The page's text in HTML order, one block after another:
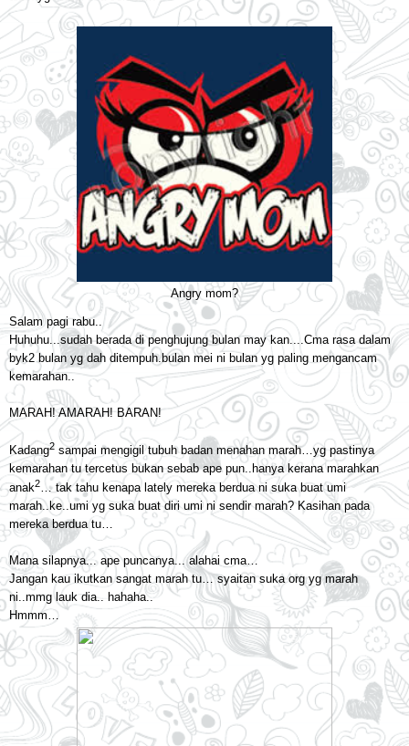
Angry mom?
Salam pagi rabu..
Huhuhu...sudah berada di penghujung bulan may kan....Cma rasa dalam
byk2 bulan yg dah ditempuh.bulan mei ni bulan yg paling mengancam
kemarahan..
MARAH! AMARAH! BARAN!
Kadang2 sampai mengigil tubuh badan menahan marah…yg pastinya
kemarahan tu tercetus bukan sebab ape pun..hanya kerana marahkan
anak2… tak tahu kenapa lately mereka berdua ni suka buat umi
marah..ke..umi yg suka buat diri umi ni sendir marah? Kasihan pada
mereka berdua tu…
Mana silapnya... ape puncanya... alahai cma…
Jangan kau ikutkan sangat marah tu… syaitan suka org yg marah
ni..mmg lauk dia.. hahaha..
Hmmm…